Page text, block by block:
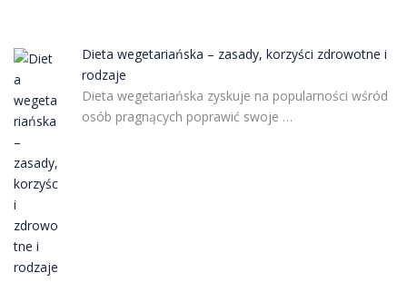
Dieta wegetariańska – zasady, korzyści zdrowotne i
rodzaje
Dieta wegetariańska zyskuje na popularności wśród
osób pragnących poprawić swoje …